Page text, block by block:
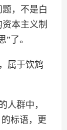
，不是白
本主义制
了。
属于饮鸩
人群中，
标语，更